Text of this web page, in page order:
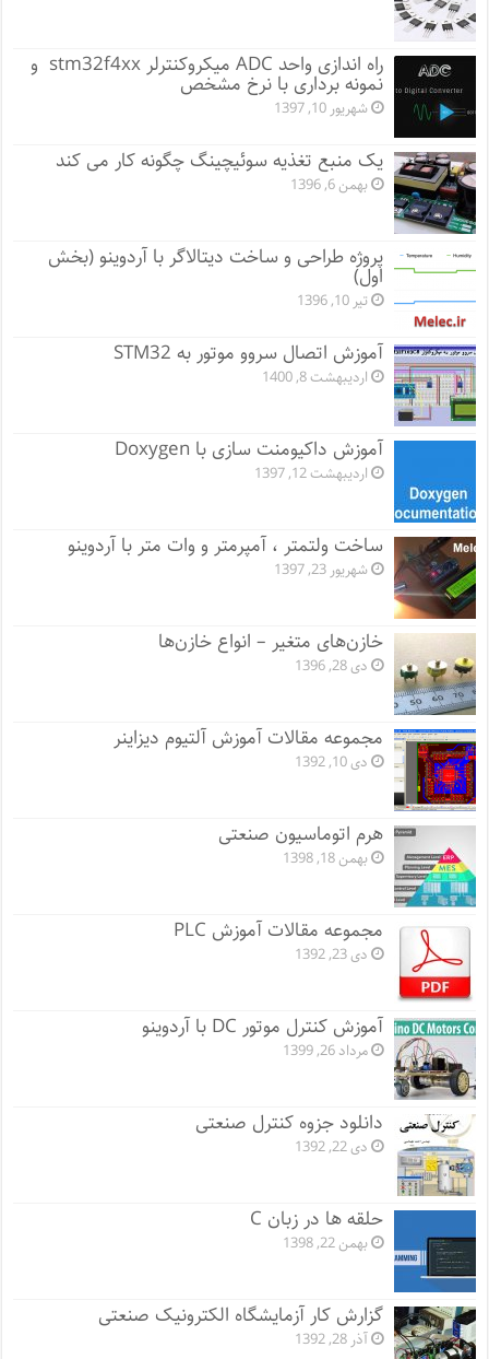
راه اندازی واحد ADC میکروکنترلر stm32f4xx و
نمونه برداری با نرخ مشخص
شهریور 10, 1397
یک منبع تغذیه سوئیچینگ چگونه کار می کند
بهمن 6, 1396
پروژه طراحی و ساخت دیتالاگر با آردوینو (بخش
اول)
تیر 10, 1396
آموزش اتصال سروو موتور به STM32
اردیبهشت 8, 1400
آموزش داکیومنت سازی با Doxygen
اردیبهشت 12, 1397
ساخت ولتمتر ، آمپرمتر و وات متر با آردوینو
شهریور 23, 1397
خازن‌های متغیر – انواع خازن‌ها
دی 28, 1396
مجموعه مقالات آموزش آلتیوم دیزاینر
دی 10, 1392
هرم اتوماسیون صنعتی
بهمن 18, 1398
مجموعه مقالات آموزش PLC
دی 23, 1392
آموزش کنترل موتور DC با آردوینو
مرداد 26, 1399
دانلود جزوه کنترل صنعتی
دی 22, 1392
حلقه ها در زبان C
بهمن 22, 1398
گزارش کار آزمایشگاه الکترونیک صنعتی
آذر 28, 1392